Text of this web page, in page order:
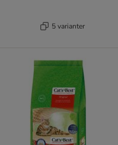
5 varianter